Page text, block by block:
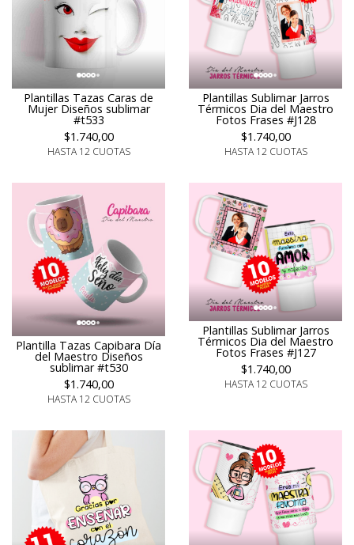
Plantillas Tazas Caras de
Mujer Diseños sublimar
#t533
$1.740,00
HASTA 12 CUOTAS
Plantillas Sublimar Jarros
Térmicos Dia del Maestro
Fotos Frases #J128
$1.740,00
HASTA 12 CUOTAS
Plantilla Tazas Capibara Día
del Maestro Diseños
sublimar #t530
$1.740,00
HASTA 12 CUOTAS
Plantillas Sublimar Jarros
Térmicos Dia del Maestro
Fotos Frases #J127
$1.740,00
HASTA 12 CUOTAS